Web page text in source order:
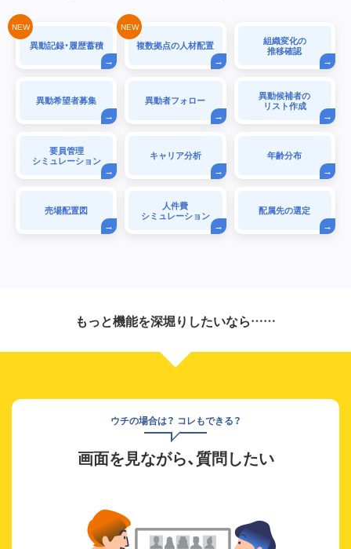
異動記録・履歴蓄積 複数拠点の人材配置 組織変化の
推移確認
異動希望者募集 異動者フォロー 異動候補者の
リスト作成
要員管理
シミュレーション キャリア分析 年齢分布
売場配置図 人件費
シミュレーション 配属先の選定
もっと機能を深堀りしたいなら……
ウチの場合は？ コレもできる？
画面を見ながら、質問したい